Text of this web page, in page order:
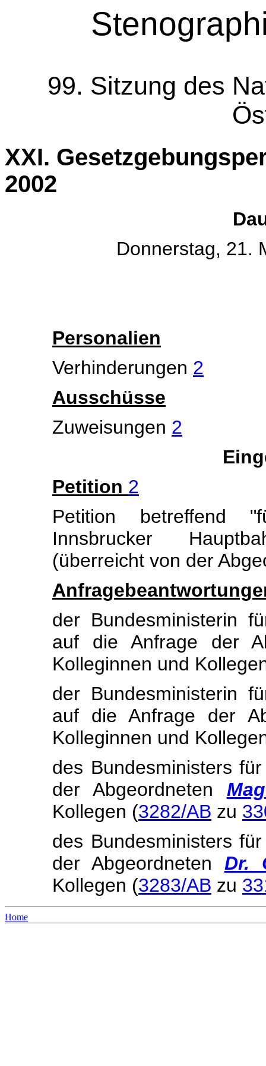
99. Sitzung des
XXI.
2002
Donnerstag, 21.
Personalien
Verhinderungen 2
Ausschüsse
Zuweisungen 2
Petition 2
Petition betreffend
Innsbrucker
(überreicht von der
der Bundesministerin
auf die Anfrage der
Kolleginnen und
der Bundesministerin
auf die Anfrage der
Kolleginnen und
des Bundesministers
der Abgeordneten
Kollegen (3282/AB zu
des Bundesministers
der Abgeordneten Dr.
Kollegen (3283/AB zu
Home